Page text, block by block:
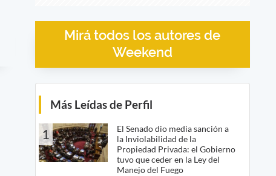
Mirá todos los autores de
Weekend
Más Leídas de Perfil
1
El Senado dio media sanción a
la Inviolabilidad de la
Propiedad Privada: el Gobierno
tuvo que ceder en la Ley del
Manejo del Fuego